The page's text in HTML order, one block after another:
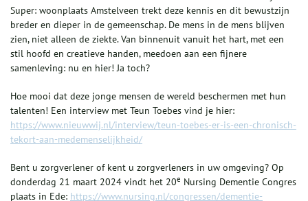
Super: woonplaats Amstelveen trekt deze kennis en dit bewustzijn
breder en dieper in de gemeenschap. De mens in de mens blijven
zien, niet alleen de ziekte. Van binnenuit vanuit het hart, met een
stil hoofd en creatieve handen, meedoen aan een fijnere
samenleving: nu en hier! Ja toch?
Hoe mooi dat deze jonge mensen de wereld beschermen met hun
talenten! Een interview met Teun Toebes vind je hier:
https://www.nieuwwij.nl/interview/teun-toebes-er-is-een-chronisch-
tekort-aan-medemenselijkheid/
Bent u zorgverlener of kent u zorgverleners in uw omgeving? Op
donderdag 21 maart 2024 vindt het 20e Nursing Dementie Congres
plaats in Ede: https://www.nursing.nl/congressen/dementie-